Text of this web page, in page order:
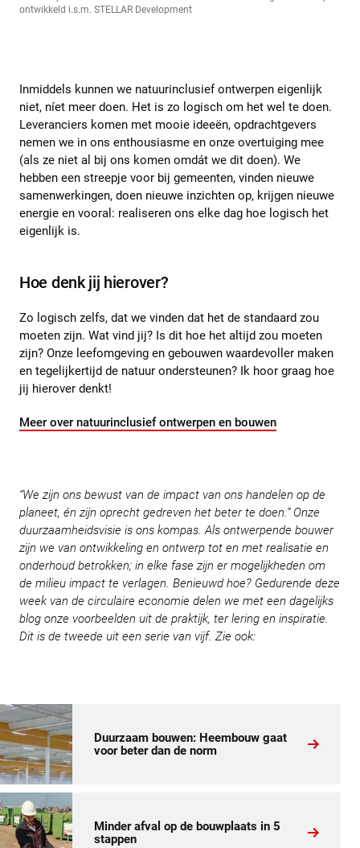
ontwikkeld i.s.m. STELLAR Development
Inmiddels kunnen we natuurinclusief ontwerpen eigenlijk
niet, níet meer doen. Het is zo logisch om het wel te doen.
Leveranciers komen met mooie ideeën, opdrachtgevers
nemen we in ons enthousiasme en onze overtuiging mee
(als ze niet al bij ons komen omdát we dit doen). We
hebben een streepje voor bij gemeenten, vinden nieuwe
samenwerkingen, doen nieuwe inzichten op, krijgen nieuwe
energie en vooral: realiseren ons elke dag hoe logisch het
eigenlijk is.
Hoe denk jij hierover?
Zo logisch zelfs, dat we vinden dat het de standaard zou
moeten zijn. Wat vind jij? Is dit hoe het altijd zou moeten
zijn? Onze leefomgeving en gebouwen waardevoller maken
en tegelijkertijd de natuur ondersteunen? Ik hoor graag hoe
jij hierover denkt!
Meer over natuurinclusief ontwerpen en bouwen
“We zijn ons bewust van de impact van ons handelen op de
planeet, én zijn oprecht gedreven het beter te doen.” Onze
duurzaamheidsvisie is ons kompas. Als ontwerpende bouwer
zijn we van ontwikkeling en ontwerp tot en met realisatie en
onderhoud betrokken; in elke fase zijn er mogelijkheden om
de milieu impact te verlagen. Benieuwd hoe? Gedurende deze
week van de circulaire economie delen we met een dagelijks
blog onze voorbeelden uit de praktijk, ter lering en inspiratie.
Dit is de tweede uit een serie van vijf. Zie ook:
Duurzaam bouwen: Heembouw gaat
voor beter dan de norm
Minder afval op de bouwplaats in 5
stappen